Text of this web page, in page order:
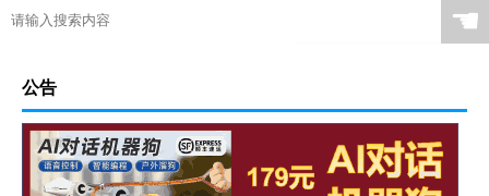
☚
公告